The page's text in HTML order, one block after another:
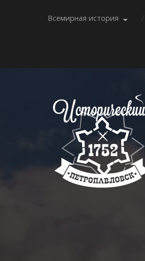
Всемирная история